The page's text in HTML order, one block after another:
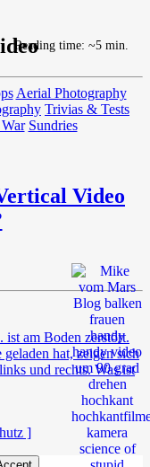
Aerial Photography
Trivias & Tests
Sundries
Video
Reading time: ~5 min.
ist am Boden zerstört.
hat, zeigen sich
und rechts. Was ist
]